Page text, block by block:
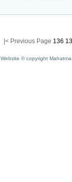
|< Previous Page 136
Website © copyright